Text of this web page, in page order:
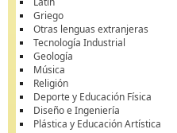
Griego
Otras lenguas extranjeras
Tecnología Industrial
Geología
Música
Religión
Deporte y Educación Física
Diseño e Ingeniería
Plástica y Educación Artística